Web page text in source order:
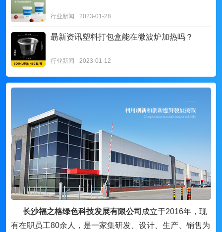
行业新闻 2023-01-28
朂新资讯塑料打包盒能在微波炉加热吗？
行业新闻 2023-01-12
长沙福之格绿色科技发展有限公司 成立于2016年，现
有在职员工80余人，是一家集研发、设计、生产、销售为